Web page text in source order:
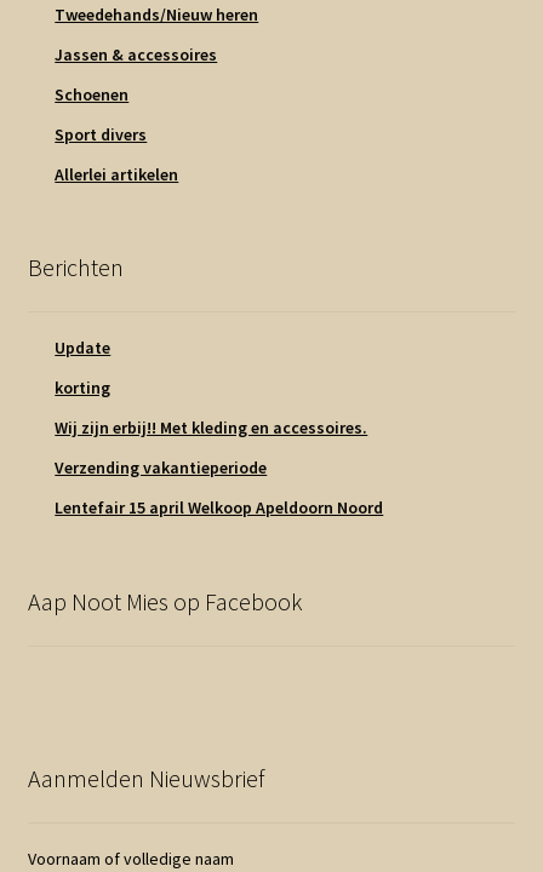
Tweedehands/Nieuw heren
Jassen & accessoires
Schoenen
Sport divers
Allerlei artikelen
Berichten
Update
korting
Wij zijn erbij!! Met kleding en accessoires.
Verzending vakantieperiode
Lentefair 15 april Welkoop Apeldoorn Noord
Aap Noot Mies op Facebook
Aanmelden Nieuwsbrief
Voornaam of volledige naam